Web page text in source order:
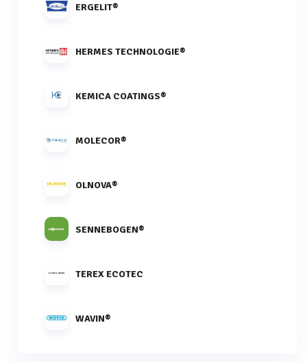
ERGELIT®
HERMES TECHNOLOGIE®
KEMICA COATINGS®
MOLECOR®
OLNOVA®
SENNEBOGEN®
TEREX ECOTEC
WAVIN®